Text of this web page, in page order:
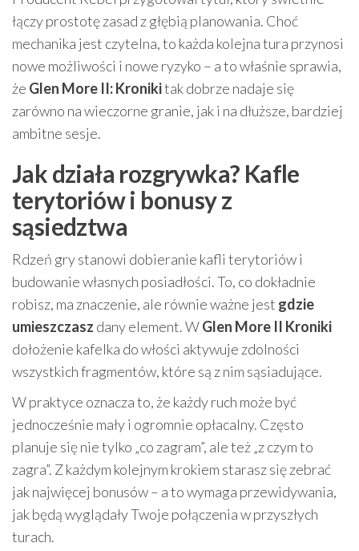
łączy prostotę zasad z głębią planowania. Choć
mechanika jest czytelna, to każda kolejna tura przynosi
nowe możliwości i nowe ryzyko – a to właśnie sprawia,
że Glen More II: Kronikitak dobrze nadaje się
zarówno na wieczorne granie, jak i na dłuższe, bardziej
ambitne sesje.
Jak działa rozgrywka? Kafle
terytoriów i bonusy z
sąsiedztwa
Rdzeń gry stanowi dobieranie kafli terytoriów i
budowanie własnych posiadłości. To, co dokładnie
robisz, ma znaczenie, ale równie ważne jest gdzie
umieszczasz dany element. WGlen More II Kroniki
dołożenie kafelka do włości aktywuje zdolności
wszystkich fragmentów, które są z nim sąsiadujące.
W praktyce oznacza to, że każdy ruch może być
jednocześnie mały i ogromnie opłacalny. Często
planuje się nie tylko „co zagram”, ale też „z czym to
zagra”. Z każdym kolejnym krokiem starasz się zebrać
jak najwięcej bonusów – a to wymaga przewidywania,
jak będą wyglądały Twoje połączenia w przyszłych
turach.